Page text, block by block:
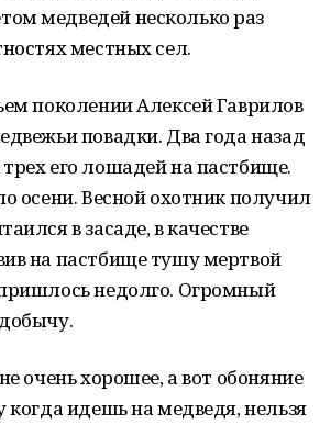
медведей несколько раз
местных сел.
поколении Алексей Гаврилов
повадки. Два года назад
его лошадей на пастбище.
осени. Весной охотник получил
в засаде, в качестве
на пастбище тушу мертвой
недолго. Огромный
очень хорошее, а вот обоняние
когда идешь на медведя, нельзя